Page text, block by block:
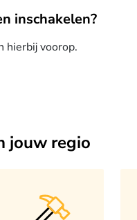
inschakelen?
hierbij voorop.
jouw regio